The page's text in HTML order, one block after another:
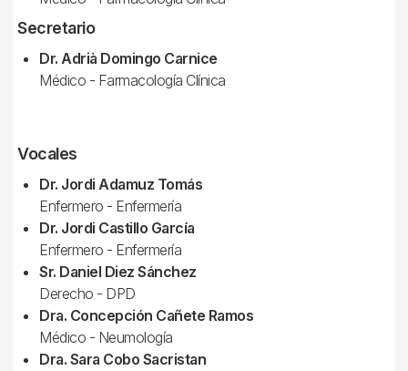
Secretario
Dr. Adrià Domingo Carnice
Médico - Farmacología Clínica
Vocales
Dr. Jordi Adamuz Tomás
Enfermero - Enfermería
Dr. Jordi Castillo García
Enfermero - Enfermería
Sr. Daniel Diez Sánchez
Derecho - DPD
Dra. Concepción Cañete Ramos
Médico - Neumología
Dra. Sara Cobo Sacristan